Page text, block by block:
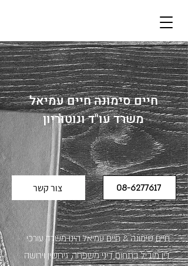
חיים סימונה חיים עמיאל
משרד עו"ד ונוטוריון
צור קשר 08-6277617
חיים סימונה & חיים עמיאל הינו משרד עורכי
דין מוביל בתחום דיני משפחה, גירושין וירושה